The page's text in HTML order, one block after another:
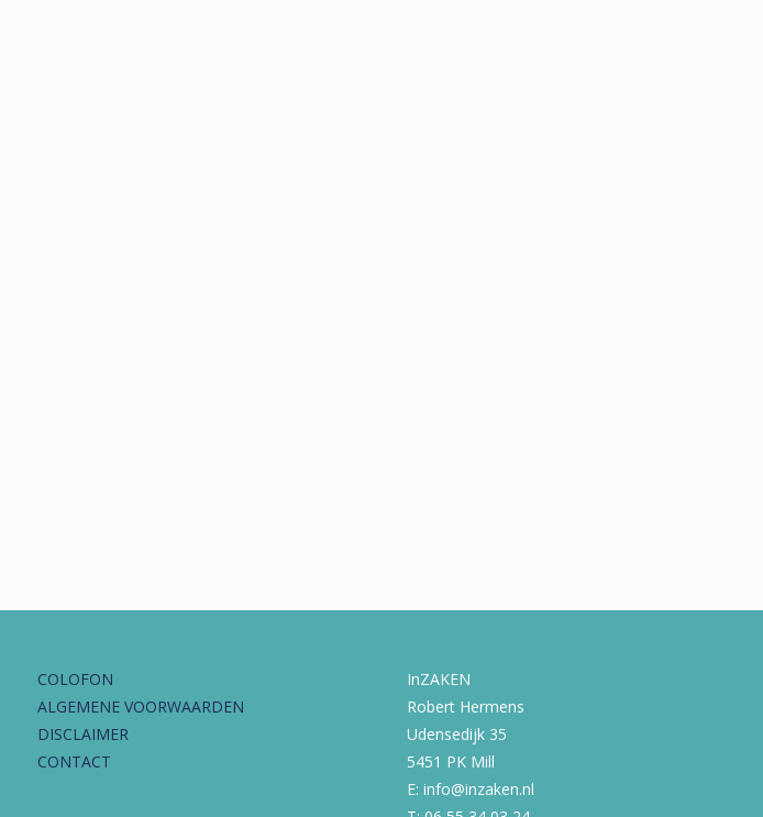
COLOFON
ALGEMENE VOORWAARDEN
DISCLAIMER
CONTACT
InZAKEN
Robert Hermens
Udensedijk 35
5451 PK Mill
E: info@inzaken.nl